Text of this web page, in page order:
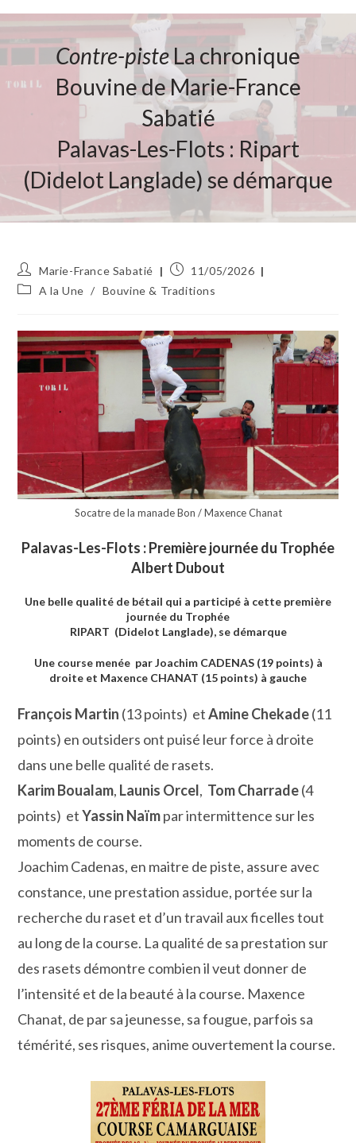
Contre-pisteLa chronique
Bouvine de Marie-France
Sabatié
Palavas-Les-Flots : Ripart
(Didelot Langlade) se démarque
Auteur/autrice
de
Marie-France Sabatié
Publication
publiée :
11/05/2026
PostA la Une / Bouvine & Traditions
Socatre de la manade Bon / Maxence Chanat
Palavas-Les-Flots : Première journée du Trophée
Albert Dubout
Une belle qualité de bétail qui a participé à cette première
journée du Trophée
RIPART (Didelot Langlade), se démarque
Une course menée par Joachim CADENAS (19 points) à
droite et Maxence CHANAT (15 points) à gauche
François Martin (13 points) etAmine Chekade(11
points) en outsiders ont puisé leur force à droite
dans une belle qualité de rasets.
Karim Boualam, Launis Orcel, Tom Charrade(4
points) etYassin Naïmpar intermittence sur les
moments de course.
Joachim Cadenas, en maitre de piste, assure avec
constance, une prestation assidue, portée sur la
recherche du raset et d’un travail aux ficelles tout
au long de la course. La qualité de sa prestation sur
des rasets démontre combien il veut donner de
l’intensité et de la beauté à la course. Maxence
Chanat, de par sa jeunesse, sa fougue, parfois sa
témérité, ses risques, anime ouvertement la course.